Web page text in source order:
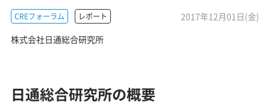
CREフォーラム レポート
2017年12月01日(金)
株式会社日通総合研究所
日通総合研究所の概要